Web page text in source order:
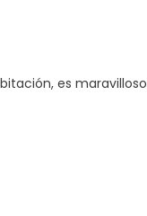
es maravilloso